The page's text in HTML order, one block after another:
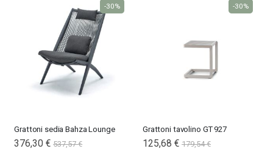
Grattoni sedia Bahza Lounge
Special
Price
376,30 € 537,57 €
-30%
Grattoni tavolino GT 927
125,68 € 179,54 €
-30%